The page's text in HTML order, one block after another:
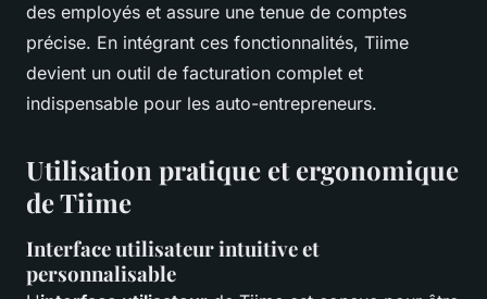
des employés et assure une tenue de comptes
précise. En intégrant ces fonctionnalités, Tiime
devient un outil de facturation complet et
indispensable pour les auto-entrepreneurs.
Utilisation pratique et ergonomique
de Tiime
Interface utilisateur intuitive et
personnalisable